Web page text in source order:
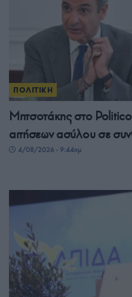
ΠΟΛΙΤΙΚΗ
Μητσοτάκης στο
αιτήσεων ασύλου σε
4/08/2026 - 9:44πμ